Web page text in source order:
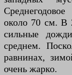
около 70 см. В
сильные
среднем.
равнинах,
очень жарко.